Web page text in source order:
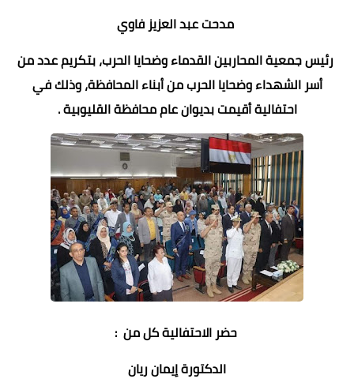
مدحت عبد العزيز فاوي
رئيس جمعية المحاربين القدماء وضحايا الحرب، بتكريم عدد من
أسر الشهداء وضحايا الحرب من أبناء المحافظة، وذلك في
احتفالية أقيمت بديوان عام محافظة القليوبية .
حضر الاحتفالية كل من :
الدكتورة إيمان ريان